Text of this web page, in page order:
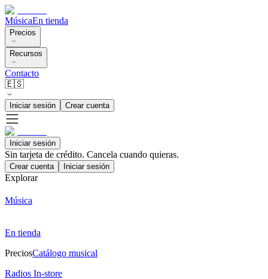
MúsicaEn tienda
Precios
Recursos
Contacto
🇪🇸
Iniciar sesión Crear cuenta
Iniciar sesión
Sin tarjeta de crédito. Cancela cuando quieras.
Crear cuenta Iniciar sesión
Explorar
Música
En tienda
PreciosCatálogo musical
Radios In-store